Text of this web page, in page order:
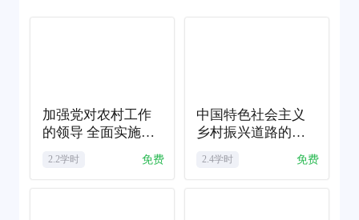
加强党对农村工作
的领导 全面实施乡
村振兴战略——学
习《中国共产党农
2.2学时 免费
中国特色社会主义
乡村振兴道路的法
治保障——《乡村
振兴促进法》解读
2.4学时 免费